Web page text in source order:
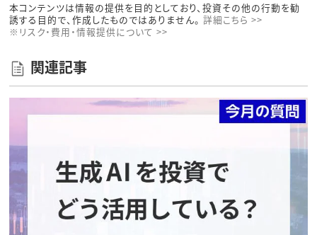
本コンテンツは情報の提供を目的としており、投資その他の行動を勧
誘する目的で、作成したものではありません。 詳細こちら >>
※リスク・費用・情報提供について >>
関連記事